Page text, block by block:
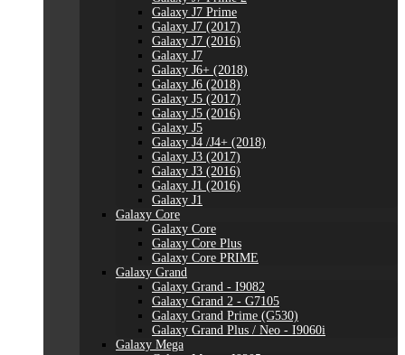
Galaxy J7 Prime
Galaxy J7 (2017)
Galaxy J7 (2016)
Galaxy J7
Galaxy J6+ (2018)
Galaxy J6 (2018)
Galaxy J5 (2017)
Galaxy J5 (2016)
Galaxy J5
Galaxy J4 /J4+ (2018)
Galaxy J3 (2017)
Galaxy J3 (2016)
Galaxy J1 (2016)
Galaxy J1
Galaxy Core
Galaxy Core
Galaxy Core Plus
Galaxy Core PRIME
Galaxy Grand
Galaxy Grand - I9082
Galaxy Grand 2 - G7105
Galaxy Grand Prime (G530)
Galaxy Grand Plus / Neo - I9060i
Galaxy Mega